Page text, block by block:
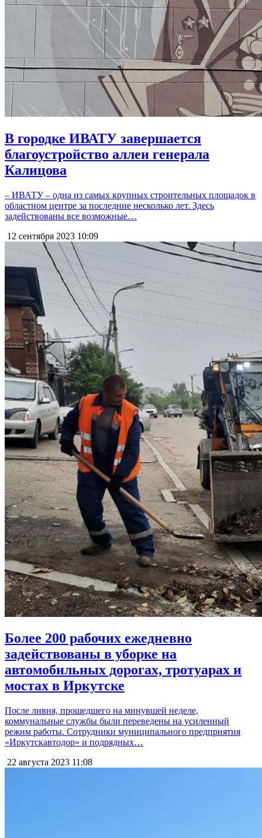
В городке ИВАТУ завершается
благоустройство аллеи генерала
Калицова
– ИВАТУ – одна из самых крупных строительных площадок в
областном центре за последние несколько лет. Здесь
задействованы все возможные…
12 сентября 2023 10:09
Более 200 рабочих ежедневно
задействованы в уборке на
автомобильных дорогах, тротуарах и
мостах в Иркутске
После ливня, прошедшего на минувшей неделе,
коммунальные службы были переведены на усиленный
режим работы. Сотрудники муниципального предприятия
«Иркутскавтодор» и подрядных…
22 августа 2023 11:08